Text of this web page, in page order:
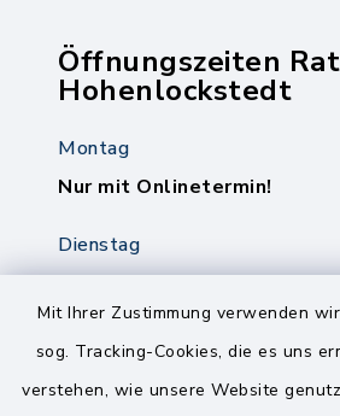
Mit Ihrer Zustimmung verwenden
sog. Tracking-Cookies, die es uns
verstehen, wie unsere Website
Öffnungszeiten
Hohenlockstedt
Montag
Nur mit Onlinetermin!
Dienstag
8.00-12.00 Uhr
14.00-18.00 Uhr